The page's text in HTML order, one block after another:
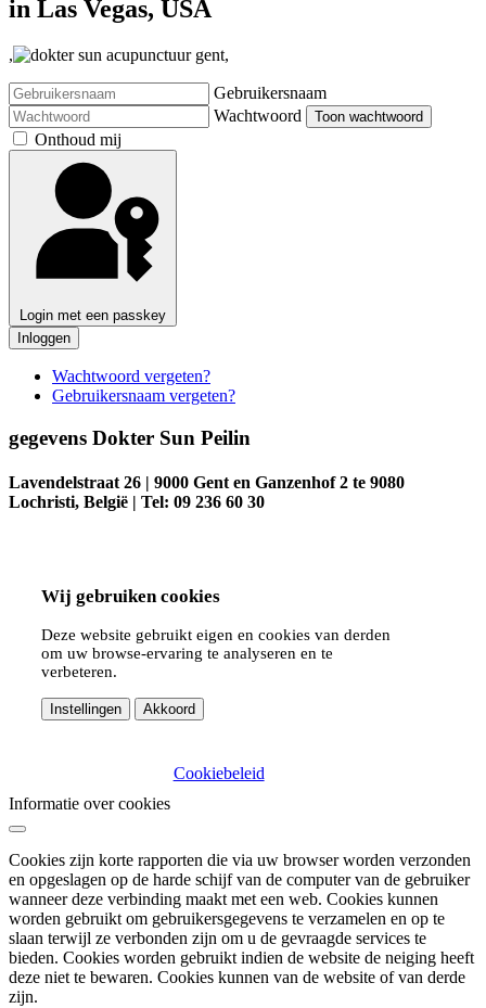
in Las Vegas, USA
, ,
Gebruikersnaam
Wachtwoord
Toon wachtwoord
Onthoud mij
Login met een passkey
Inloggen
Wachtwoord vergeten?
Gebruikersnaam vergeten?
gegevens Dokter Sun Peilin
Lavendelstraat 26 | 9000 Gent en Ganzenhof 2 te 9080
Lochristi, België | Tel: 09 236 60 30
Wij gebruiken cookies
Deze website gebruikt eigen en cookies van derden
om uw browse-ervaring te analyseren en te
verbeteren.
Instellingen Akkoord
Cookiebeleid
Informatie over cookies
Cookies zijn korte rapporten die via uw browser worden verzonden
en opgeslagen op de harde schijf van de computer van de gebruiker
wanneer deze verbinding maakt met een web. Cookies kunnen
worden gebruikt om gebruikersgegevens te verzamelen en op te
slaan terwijl ze verbonden zijn om u de gevraagde services te
bieden. Cookies worden gebruikt indien de website de neiging heeft
deze niet te bewaren. Cookies kunnen van de website of van derde
zijn.